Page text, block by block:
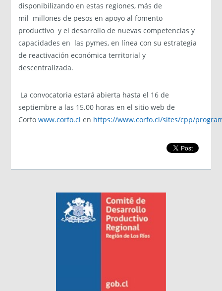
disponibilizando en estas regiones, más de
mil millones de pesos en apoyo al fomento
productivo y el desarrollo de nuevas competencias y
capacidades en las pymes, en línea con su estrategia
de reactivación económica territorial y
descentralizada.
La convocatoria estará abierta hasta el 16 de
septiembre a las 15.00 horas en el sitio web de
Corfowww.corfo.cl en https://www.corfo.cl/sites/cpp/